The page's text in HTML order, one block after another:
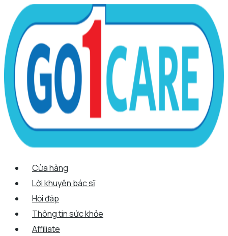
nội
dung
Menu
Cửa hàng
Lời khuyên bác sĩ
Hỏi đáp
Thông tin sức khỏe
Affiliate
Tên*
Email*
Trang
web
Scroll
Up